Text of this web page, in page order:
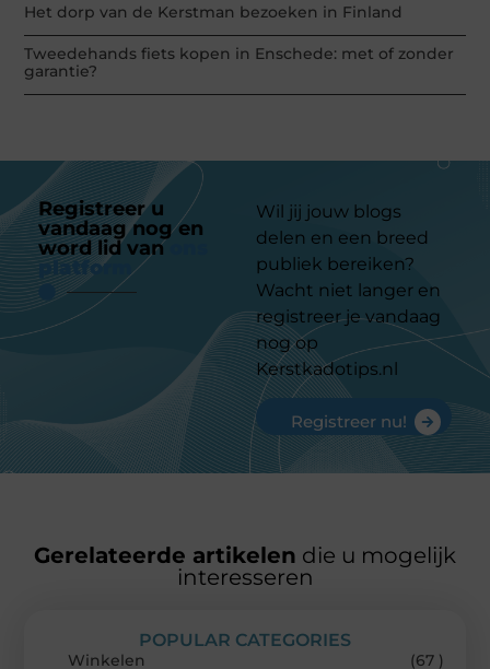
Het dorp van de Kerstman bezoeken in Finland
Tweedehands fiets kopen in Enschede: met of zonder
garantie?
Registreer u
vandaag nog en
word lid van
platform
Wil jij jouw blogs
delen en een breed
publiek bereiken?
Wacht niet langer en
registreer je vandaag
nog op
Kerstkadotips.nl
Registreer nu!
Gerelateerde artikelen die u mogelijk
interesseren
POPULAR CATEGORIES
Winkelen
(67 )